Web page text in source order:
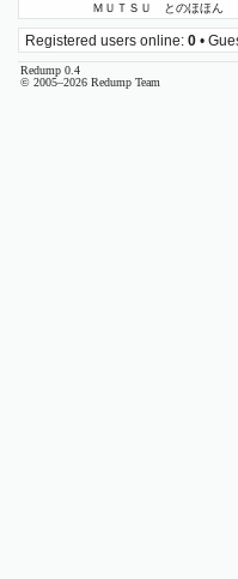
ＭＵＴＳＵ とのほほん
Registered users online: 0 •
Redump 0.4
© 2005–2026 Redump Team